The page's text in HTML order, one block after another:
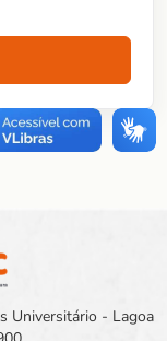
Universitário - Lagoa